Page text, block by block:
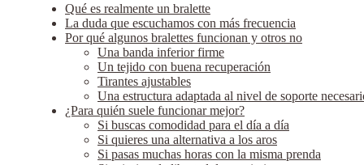
Qué es realmente un bralette
La duda que escuchamos con más frecuencia
Por qué algunos bralettes funcionan y otros no
Una banda inferior firme
Un tejido con buena recuperación
Tirantes ajustables
Una estructura adaptada al nivel de soporte
¿Para quién suele funcionar mejor?
Si buscas comodidad para el día a día
Si quieres una alternativa a los aros
Si pasas muchas horas con la misma prenda